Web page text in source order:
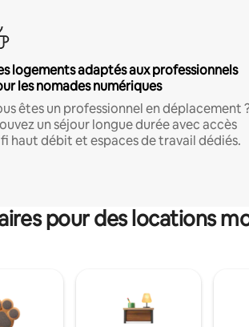
logements adaptés aux professionnels
les nomades numériques
êtes un professionnel en déplacement
un séjour longue durée avec accès
haut débit et espaces de travail dédiés.
pour des locations